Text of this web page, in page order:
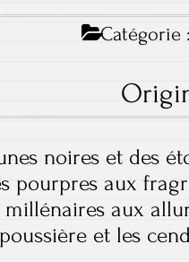
Catégorie
noires et des
pourpres aux
millénaires aux
et les